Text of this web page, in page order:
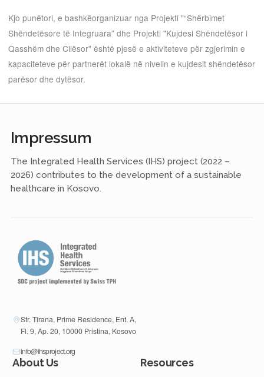
Kjo punëtori, e bashkëorganizuar nga Projekti "“Shërbimet
Shëndetësore të Integruara” dhe Projekti "Kujdesi Shëndetësor i
Qasshëm dhe Cilësor" është pjesë e aktiviteteve për zgjerimin e
kapaciteteve për partnerët lokalë në nivelin e kujdesit shëndetësor
parësor dhe dytësor.
Impressum
The Integrated Health Services (IHS) project (2022 –
2026) contributes to the development of a sustainable
healthcare in Kosovo.
Str. Tirana, Prime Residence, Ent. A,
Fl. 9, Ap. 20, 10000 Pristina, Kosovo
info@ihsproject.org
About Us Resources